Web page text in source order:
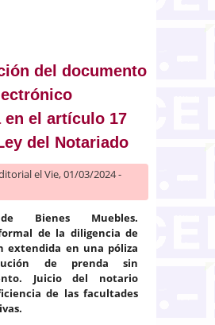
ser parcial
del documento
en el artículo 17
del Notariado
el Vie, 01/03/2024 -
Bienes Muebles.
de la diligencia de
extendida en una póliza
de prenda sin
Juicio del notario
de las facultades